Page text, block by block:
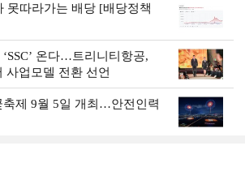
못따라가는 배당 [배당정책
‘SSC’ 온다…트리니티항공,
사업모델 전환 선언
축제 9월 5일 개최…안전인력